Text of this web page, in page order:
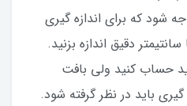
شود که برای اندازه گیری
دقیق اندازه بزنید.
حساب کنید ولی بافت
باید در نظر گرفته شود.